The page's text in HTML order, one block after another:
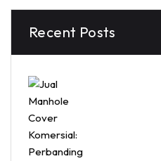
Recent Posts